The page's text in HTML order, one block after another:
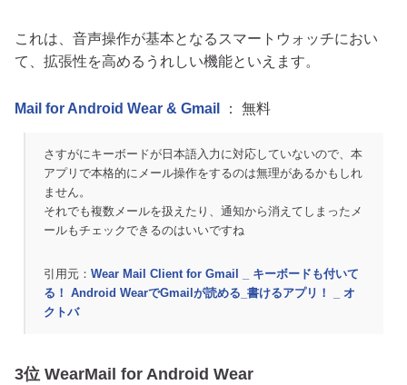
これは、音声操作が基本となるスマートウォッチにおい
て、拡張性を高めるうれしい機能といえます。
Mail for Android Wear & Gmail ： 無料
さすがにキーボードが日本語入力に対応していないので、本
アプリで本格的にメール操作をするのは無理があるかもしれ
ません。
それでも複数メールを扱えたり、通知から消えてしまったメ
ールもチェックできるのはいいですね
引用元： Wear Mail Client for Gmail _ キーボードも付いて
る！ Android WearでGmailが読める_書けるアプリ！ _ オ
クトバ
3位 WearMail for Android Wear